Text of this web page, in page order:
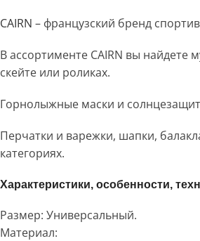
CAIRN – французский бренд
В ассортименте CAIRN вы найдете
скейте или роликах.
Горнолыжные маски и
Перчатки и варежки, шапки,
категориях.
Характеристики, особенности,
Размер: Универсальный.
Материал: